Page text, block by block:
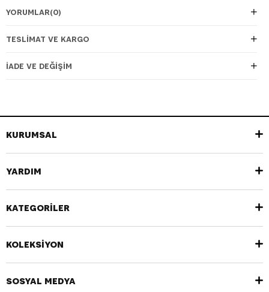
YORUMLAR(0)
TESLIMAT VE KARGO
İADE VE DEĞIŞIM
KURUMSAL
YARDIM
KATEGORİLER
KOLEKSİYON
SOSYAL MEDYA